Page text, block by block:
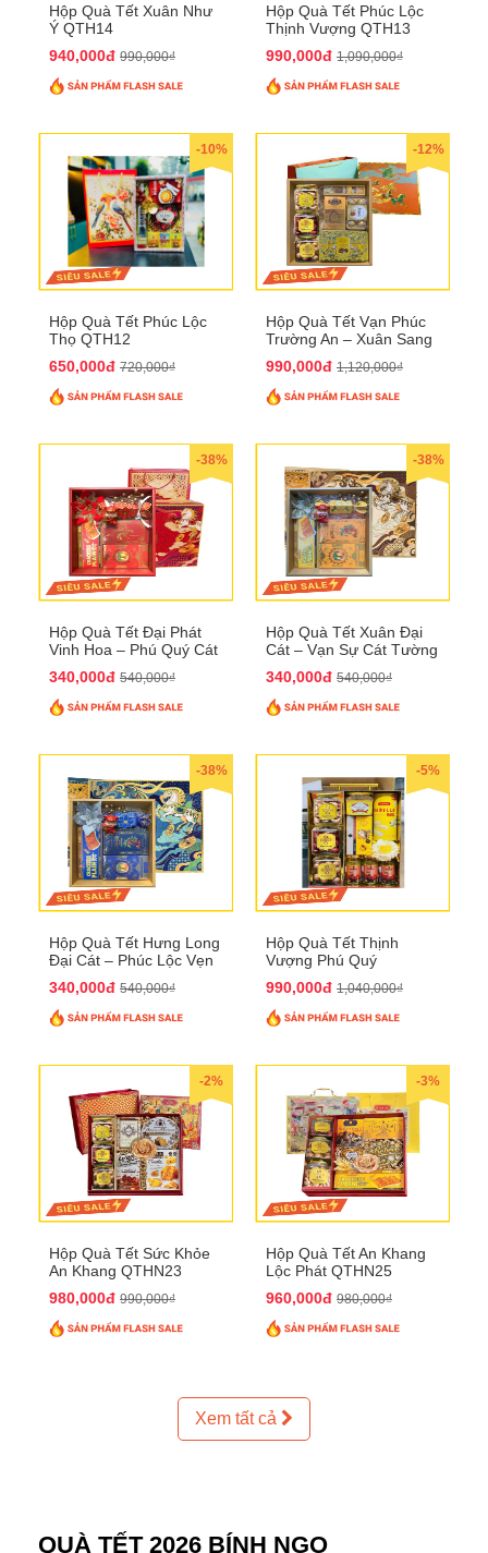
Hộp Quà Tết Xuân Như
Ý QTH14
940,000đ 990,000₫
Hộp Quà Tết Phúc Lộc
Thịnh Vượng QTH13
990,000đ 1,090,000₫
-10%
Hộp Quà Tết Phúc Lộc
Thọ QTH12
650,000đ 720,000₫
-12%
Hộp Quà Tết Vạn Phúc
Trường An – Xuân Sang
990,000đ 1,120,000₫
-38%
Hộp Quà Tết Đại Phát
Vinh Hoa – Phú Quý Cát
340,000đ 540,000₫
-38%
Hộp Quà Tết Xuân Đại
Cát – Vạn Sự Cát Tường
340,000đ 540,000₫
-38%
Hộp Quà Tết Hưng Long
Đại Cát – Phúc Lộc Vẹn
340,000đ 540,000₫
-5%
Hộp Quà Tết Thịnh
Vượng Phú Quý
990,000đ 1,040,000₫
-2%
Hộp Quà Tết Sức Khỏe
An Khang QTHN23
980,000đ 990,000₫
-3%
Hộp Quà Tết An Khang
Lộc Phát QTHN25
960,000đ 980,000₫
Xem tất cả
QUÀ TẾT 2026 BÍNH NGỌ